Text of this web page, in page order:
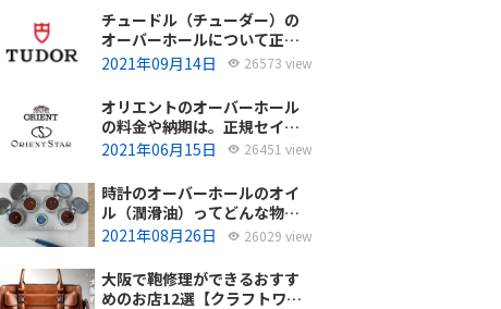
チュードル（チューダー）の
オーバーホールについて正規
サービスと腕時計修理専門店
どっち？
2021年09月14日 26573 view
オリエントのオーバーホール
の料金や納期は。正規セイコ
ーエプソンと修理専門店の比
2021年06月15日 26451 view
時計のオーバーホールのオイ
ル（潤滑油）ってどんな物を
使ってるの？
2021年08月26日 26029 view
大阪で鞄修理ができるおすす
めのお店12選【クラフトワー